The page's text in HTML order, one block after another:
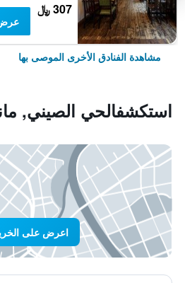
307 ﷼
مشاهدة الفنادق الأخرى الموصى بها
استكشفالحي الصيني,
اعرض على